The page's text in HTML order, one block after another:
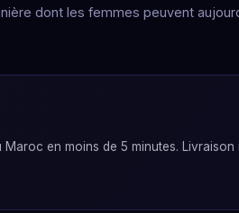
dont les femmes peuvent
en moins de 5 minutes. Livraison